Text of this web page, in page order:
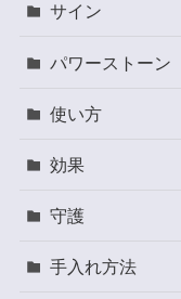
サイン
パワーストーン
使い方
効果
守護
手入れ方法